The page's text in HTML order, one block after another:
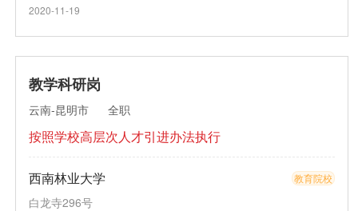
2020-11-19
教学科研岗
云南-昆明市 全职
按照学校高层次人才引进办法执行
西南林业大学 教育院校
白龙寺296号